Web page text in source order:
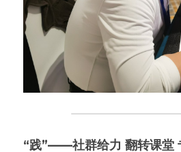
“践”——社群给力 翻转课堂